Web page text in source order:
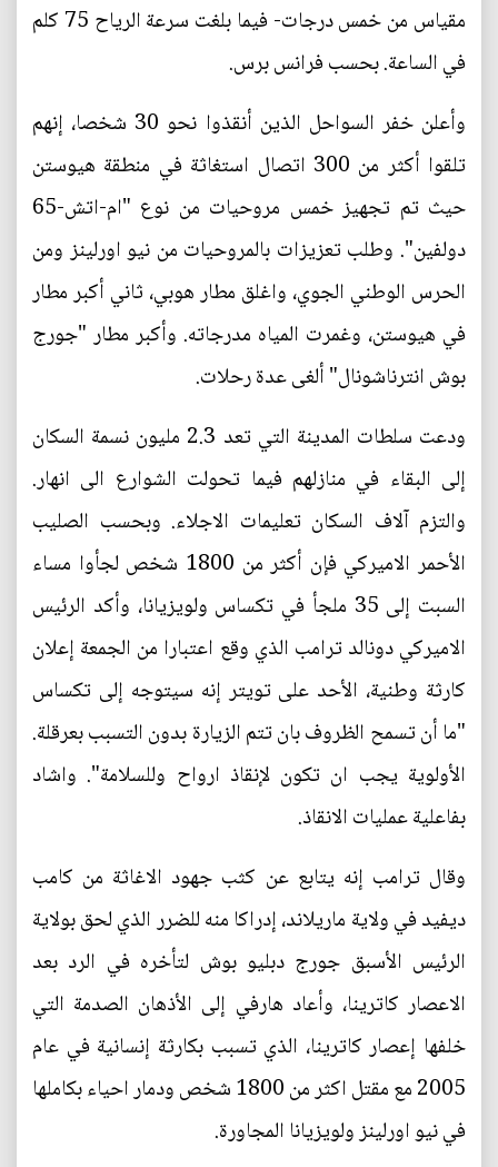
مقياس من خمس درجات- فيما بلغت سرعة الرياح 75 كلم
في الساعة. بحسب فرانس برس.
وأعلن خفر السواحل الذين أنقذوا نحو 30 شخصا، إنهم
تلقوا أكثر من 300 اتصال استغاثة في منطقة هيوستن
حيث تم تجهيز خمس مروحيات من نوع "ام-اتش-65
دولفين". وطلب تعزيزات بالمروحيات من نيو اورلينز ومن
الحرس الوطني الجوي، واغلق مطار هوبي، ثاني أكبر مطار
في هيوستن، وغمرت المياه مدرجاته. وأكبر مطار "جورج
بوش انترناشونال" ألغى عدة رحلات.
ودعت سلطات المدينة التي تعد 2.3 مليون نسمة السكان
إلى البقاء في منازلهم فيما تحولت الشوارع الى انهار.
والتزم آلاف السكان تعليمات الاجلاء. وبحسب الصليب
الأحمر الاميركي فإن أكثر من 1800 شخص لجأوا مساء
السبت إلى 35 ملجأ في تكساس ولويزيانا، وأكد الرئيس
الاميركي دونالد ترامب الذي وقع اعتبارا من الجمعة إعلان
كارثة وطنية، الأحد على تويتر إنه سيتوجه إلى تكساس
"ما أن تسمح الظروف بان تتم الزيارة بدون التسبب بعرقلة.
الأولوية يجب ان تكون لإنقاذ ارواح وللسلامة". واشاد
بفاعلية عمليات الانقاذ.
وقال ترامب إنه يتابع عن كثب جهود الاغاثة من كامب
ديفيد في ولاية ماريلاند، إدراكا منه للضرر الذي لحق بولاية
الرئيس الأسبق جورج دبليو بوش لتأخره في الرد بعد
الاعصار كاترينا، وأعاد هارفي إلى الأذهان الصدمة التي
خلفها إعصار كاترينا، الذي تسبب بكارثة إنسانية في عام
2005 مع مقتل اكثر من 1800 شخص ودمار احياء بكاملها
في نيو اورلينز ولويزيانا المجاورة.